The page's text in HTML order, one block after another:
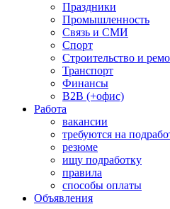
Праздники
Промышленность
Связь и СМИ
Спорт
Строительство и
Транспорт
Финансы
B2B (+офис)
Работа
вакансии
требуются на
резюме
ищу подработку
правила
способы оплаты
Объявления